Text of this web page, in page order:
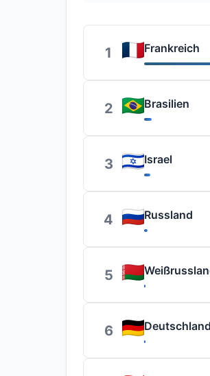
1 Frankreich
2 Brasilien
3 Israel
4 Russland
5
6 Deutschland